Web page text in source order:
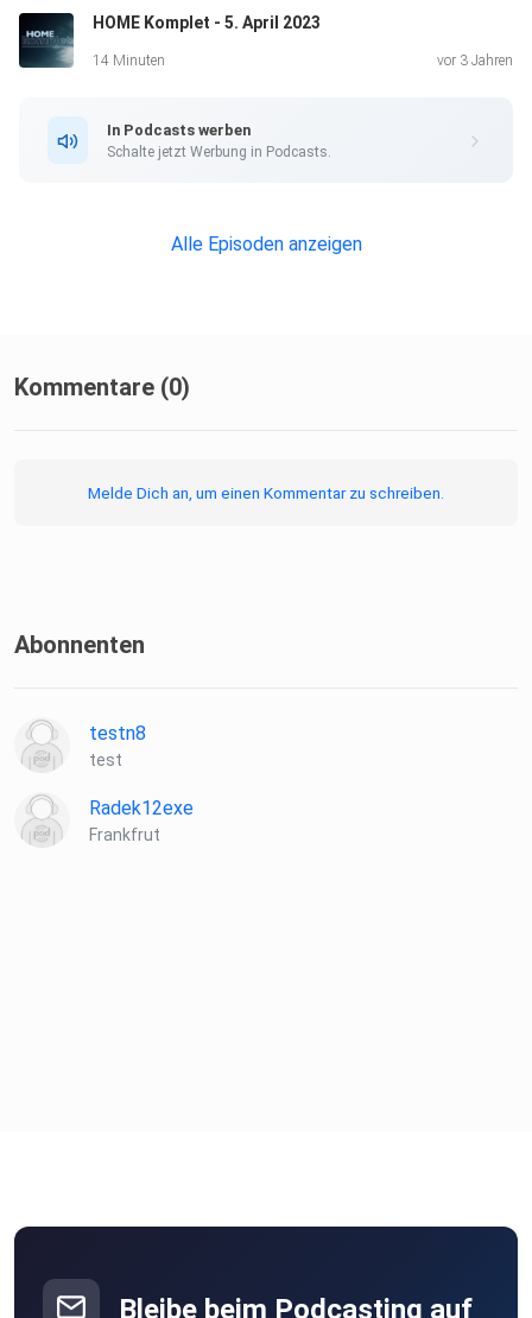
HOME Komplet - 5. April 2023
14 Minuten vor 3 Jahren
In Podcasts werben
Schalte jetzt Werbung in Podcasts.
Alle Episoden anzeigen
Kommentare (0)
Melde Dich an, um einen Kommentar zu schreiben.
Abonnenten
testn8
test
Radek12exe
Frankfrut
Bleibe beim Podcasting auf